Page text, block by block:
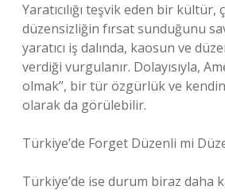
Yaratıcılığı teşvik eden bir kültür,
düzensizliğin fırsat sunduğunu
yaratıcı iş dalında, kaosun ve
verdiği vurgulanır. Dolayısıyla,
olmak”, bir tür özgürlük ve
olarak da görülebilir.
Türkiye’de Forget Düzenli mi
Türkiye’de ise durum biraz daha